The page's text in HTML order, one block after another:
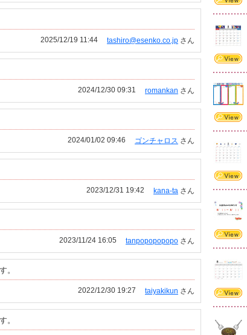
tashiro@esenko.co.jp さん
2025/12/19 11:44
romankan さん
2024/12/30 09:31
ゴンチャロス さん
2024/01/02 09:46
kana-ta さん
2023/12/31 19:42
tanpopopopopo さん
2023/11/24 16:05
。
taiyakikun さん
2022/12/30 19:27
。